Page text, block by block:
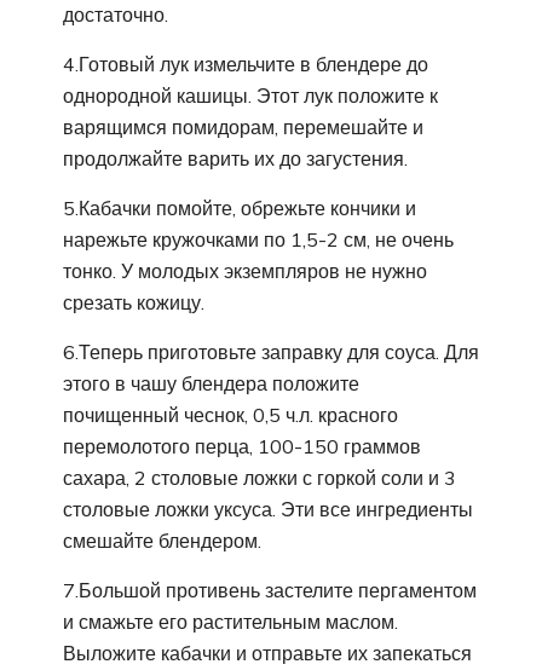
достаточно.
4.Готовый лук измельчите в блендере до
однородной кашицы. Этот лук положите к
варящимся помидорам, перемешайте и
продолжайте варить их до загустения.
5.Кабачки помойте, обрежьте кончики и
нарежьте кружочками по 1,5-2 см, не очень
тонко. У молодых экземпляров не нужно
срезать кожицу.
6.Теперь приготовьте заправку для соуса. Для
этого в чашу блендера положите
почищенный чеснок, 0,5 ч.л. красного
перемолотого перца, 100-150 граммов
сахара, 2 столовые ложки с горкой соли и 3
столовые ложки уксуса. Эти все ингредиенты
смешайте блендером.
7.Большой противень застелите пергаментом
и смажьте его растительным маслом.
Выложите кабачки и отправьте их запекаться